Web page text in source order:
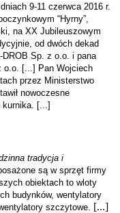
9-11 czerwca 2016 r.
“Hyrny”,
na XX Jubileuszowym
od dwóch dekad
Sp. z o.o. i pana
o.o. [...] Pan Wojciech
przez Ministerstwo
nowoczesne
kurnika. [...]
tradycja i
są w sprzęt firmy
obiektach to wloty
budynków, wentylatory
szczytowe. [...]